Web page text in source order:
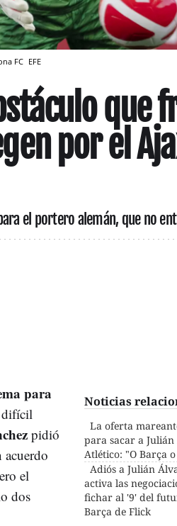
FC EFE
que
por el
el portero alemán, que no
Noticias
La oferta
para sacar a
Atlético: "O Barça
Adiós a Julián
activa las
fichar al '9' del
Barça de Flick
para
difícil
pidió
el
dos